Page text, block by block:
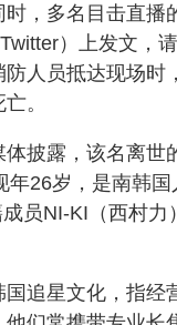
，多名目击直播
）上发文，
人员抵达现场时
。
体披露，该名离世
年26岁，是南韩国
员NI-KI（西村力
国追星文化，指经